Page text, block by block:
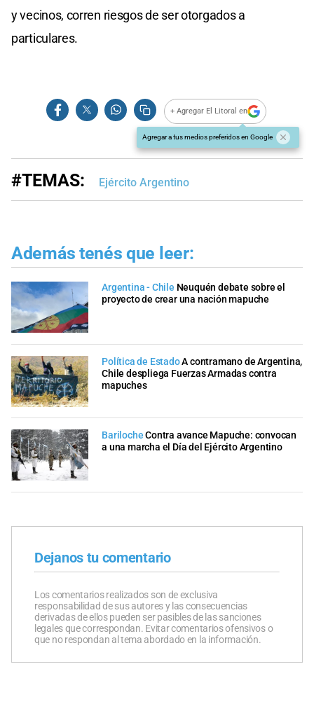
y vecinos, corren riesgos de ser otorgados a
particulares.
+ Agregar El Litoral en
Agregar a tus medios preferidos en Google
#TEMAS: Ejército Argentino
Además tenés que leer:
Argentina - Chile Neuquén debate sobre el
proyecto de crear una nación mapuche
Política de EstadoA contramano de Argentina,
Chile despliega Fuerzas Armadas contra
mapuches
BarilocheContra avance Mapuche: convocan
a una marcha el Día del Ejército Argentino
Dejanos tu comentario
Los comentarios realizados son de exclusiva
responsabilidad de sus autores y las consecuencias
derivadas de ellos pueden ser pasibles de las sanciones
legales que correspondan. Evitar comentarios ofensivos o
que no respondan al tema abordado en la información.